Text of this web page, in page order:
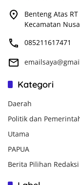
Benteng Atas
Kecamatan
085211617471
Kategori
Daerah
Politik dan
Utama
PAPUA
Berita Pilihan Redaksi